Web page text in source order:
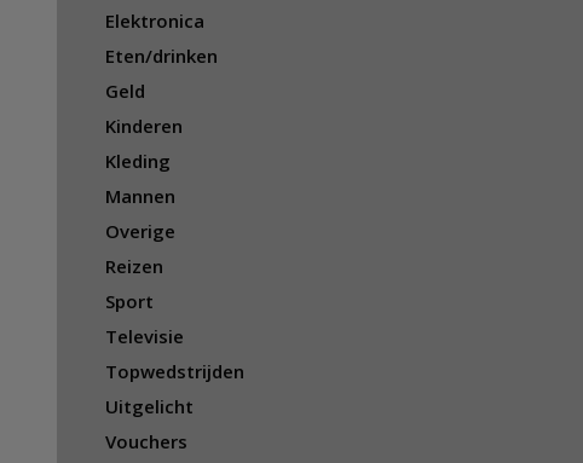
Elektronica
Eten/drinken
Geld
Kinderen
Kleding
Mannen
Overige
Reizen
Sport
Televisie
Topwedstrijden
Uitgelicht
Vouchers